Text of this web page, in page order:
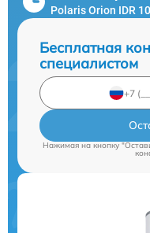
Polaris Orion IDR
Бесплатная
специалистом
Нажимая на кнопку